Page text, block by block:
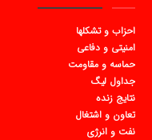
احزاب و تشکلها
امنیتی و دفاعی
حماسه و مقاومت
جداول لیگ
نتایج زنده
تعاون و اشتغال
نفت و انرژی